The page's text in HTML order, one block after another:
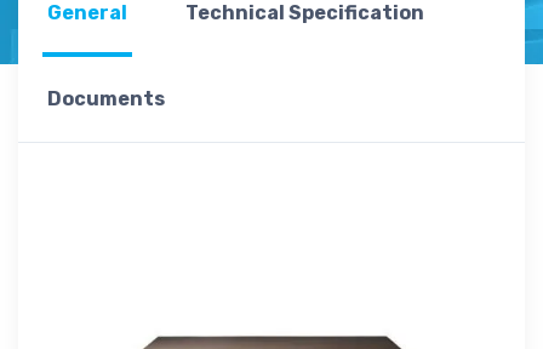
General Technical Specification
Documents